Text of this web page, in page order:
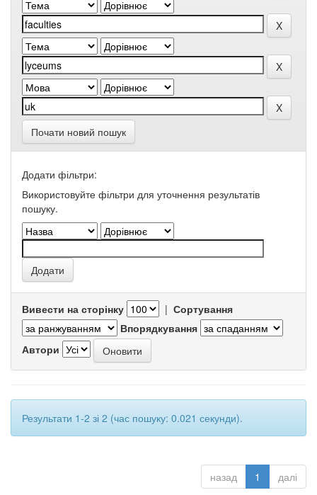
Почати новий пошук
Додати фільтри:
Використовуйте фільтри для уточнення результатів
пошуку.
Вивести на сторінку | Сортування
Впорядкування
Автори
Результати 1-2 зі 2 (час пошуку: 0.021 секунди).
назад 1 далі